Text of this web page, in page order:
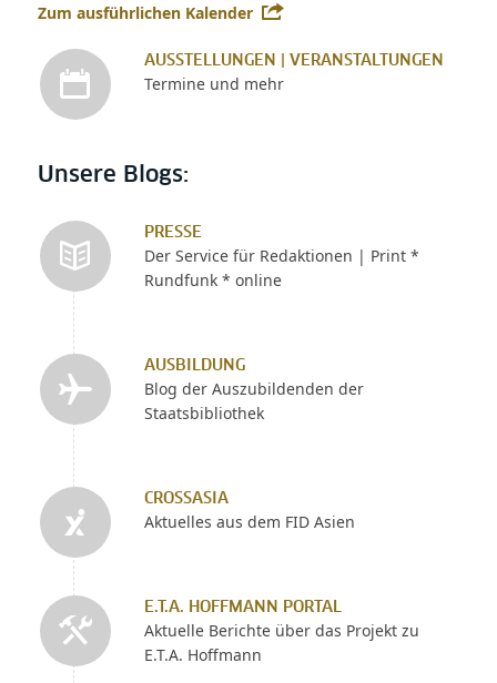
Zum ausführlichen Kalender
AUSSTELLUNGEN | VERANSTALTUNGEN
Termine und mehr
Unsere Blogs:
PRESSE
Der Service für Redaktionen | Print *
Rundfunk * online
AUSBILDUNG
Blog der Auszubildenden der
Staatsbibliothek
CROSSASIA
Aktuelles aus dem FID Asien
E.T.A. HOFFMANN PORTAL
Aktuelle Berichte über das Projekt zu
E.T.A. Hoffmann